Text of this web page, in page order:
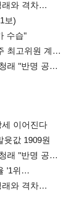
와 격차
보)
수습"
최고위원 계파
래 "반명 공세
이어진다
값 1909원
래 "반명 공세
'1위
와 격차